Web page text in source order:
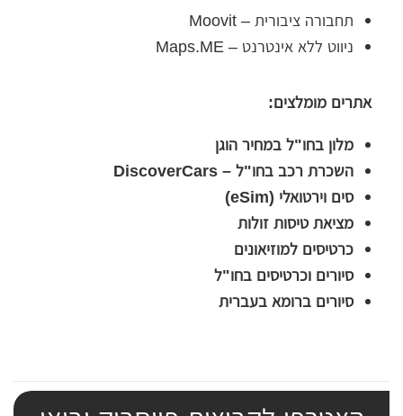
תחבורה ציבורית – Moovit
ניווט ללא אינטרנט – Maps.ME
אתרים מומלצים:
מלון בחו"ל במחיר הוגן
השכרת רכב בחו"ל – DiscoverCars
סים וירטואלי (eSim)
מציאת טיסות זולות
כרטיסים למוזיאונים
סיורים וכרטיסים בחו"ל
סיורים ברומא בעברית